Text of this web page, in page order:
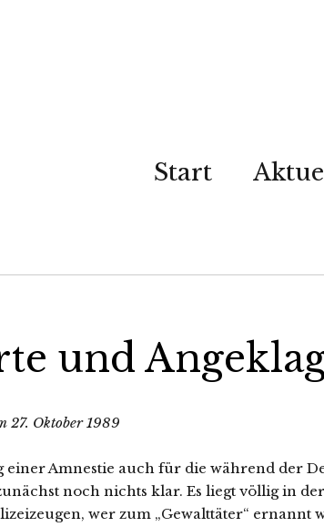
Start
und
27. Oktober 1989
einer Amnestie auch für die während der
noch nichts klar. Es liegt völlig in
wer zum „Gewalttäter“ ernannt